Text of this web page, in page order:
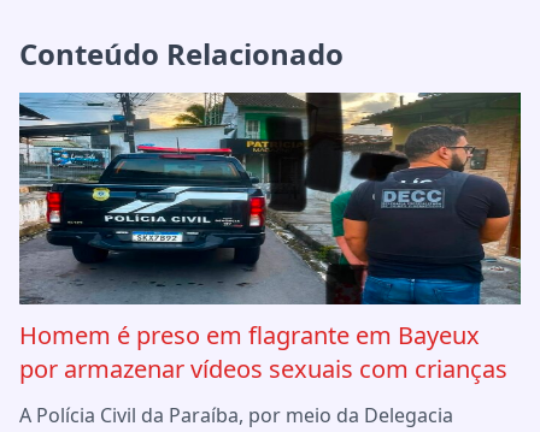
Conteúdo Relacionado
Homem é preso em flagrante em Bayeux
por armazenar vídeos sexuais com crianças
A Polícia Civil da Paraíba, por meio da Delegacia